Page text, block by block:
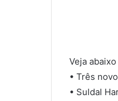
Veja
• Três
• Suldal